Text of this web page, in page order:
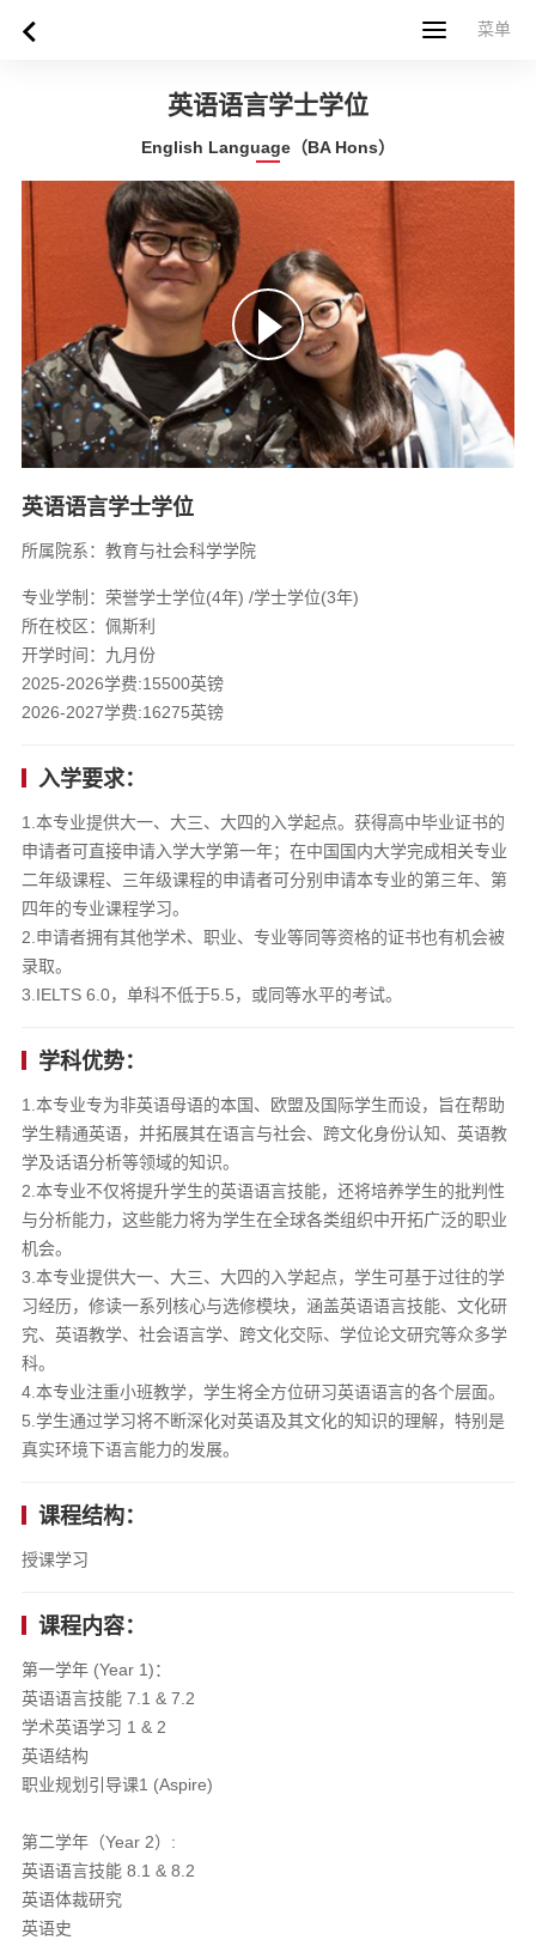
菜单
菜单
英语语言学士学位
English Language（BA Hons）
英语语言学士学位
所属院系：教育与社会科学学院
专业学制：荣誉学士学位(4年) /学士学位(3年)
所在校区：佩斯利
开学时间：九月份
2025-2026学费:15500英镑
2026-2027学费:16275英镑
入学要求：
1.本专业提供大一、大三、大四的入学起点。获得高中毕业证书的
申请者可直接申请入学大学第一年；在中国国内大学完成相关专业
二年级课程、三年级课程的申请者可分别申请本专业的第三年、第
四年的专业课程学习。
2.申请者拥有其他学术、职业、专业等同等资格的证书也有机会被
录取。
3.IELTS 6.0，单科不低于5.5，或同等水平的考试。
学科优势：
1.本专业专为非英语母语的本国、欧盟及国际学生而设，旨在帮助
学生精通英语，并拓展其在语言与社会、跨文化身份认知、英语教
学及话语分析等领域的知识。
2.本专业不仅将提升学生的英语语言技能，还将培养学生的批判性
与分析能力，这些能力将为学生在全球各类组织中开拓广泛的职业
机会。
3.本专业提供大一、大三、大四的入学起点，学生可基于过往的学
习经历，修读一系列核心与选修模块，涵盖英语语言技能、文化研
究、英语教学、社会语言学、跨文化交际、学位论文研究等众多学
科。
4.本专业注重小班教学，学生将全方位研习英语语言的各个层面。
5.学生通过学习将不断深化对英语及其文化的知识的理解，​特别是
真实环境下语言能力的发展。
课程结构：
授课学习
课程内容：
第一学年 (Year 1)​：
英语语言技能 7.1 & 7.2
学术英语学习 1 & 2
英语结构
职业规划引导课1 (Aspire)
第二学年（Year 2）:
英语语言技能 8.1 & 8.2
英语体裁研究
英语史